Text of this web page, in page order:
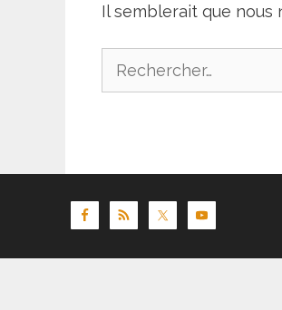
Il semblerait que nous
Rechercher :